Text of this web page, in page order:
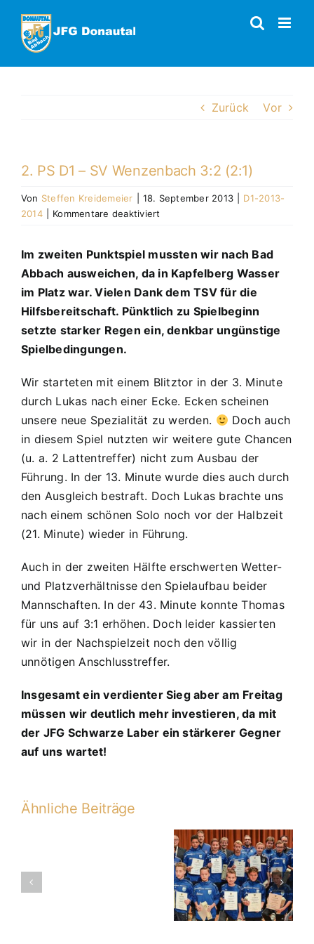
Inhalt
springen
Zurück Vor
2. PS D1 – SV Wenzenbach 3:2 (2:1)
Von Steffen Kreidemeier 18. September 2013
D1-2013-
2014
Kommentare deaktiviert
D1
–
SV
Wenzenbach
(2:1)
Im zweiten Punktspiel mussten wir nach Bad
Abbach ausweichen, da in Kapfelberg Wasser
im Platz war. Vielen Dank dem TSV für die
Hilfsbereitschaft. Pünktlich zu Spielbeginn
setzte starker Regen ein, denkbar ungünstige
Spielbedingungen.
Wir starteten mit einem Blitztor in der 3. Minute
durch Lukas nach einer Ecke. Ecken scheinen
unsere neue Spezialität zu werden.
Doch auch
in diesem Spiel nutzten wir weitere gute Chancen
(u. a. 2 Lattentreffer) nicht zum Ausbau der
Führung. In der 13. Minute wurde dies auch durch
den Ausgleich bestraft. Doch Lukas brachte uns
nach einem schönen Solo noch vor der Halbzeit
(21. Minute) wieder in Führung.
Auch in der zweiten Hälfte erschwerten Wetter-
und Platzverhältnisse den Spielaufbau beider
Mannschaften. In der 43. Minute konnte Thomas
für uns auf 3:1 erhöhen. Doch leider kassierten
wir in der Nachspielzeit noch den völlig
unnötigen Anschlusstreffer.
Insgesamt ein verdienter Sieg aber am Freitag
müssen wir deutlich mehr investieren, da mit
der JFG Schwarze Laber ein stärkerer Gegner
auf uns wartet!
Ähnliche Beiträge